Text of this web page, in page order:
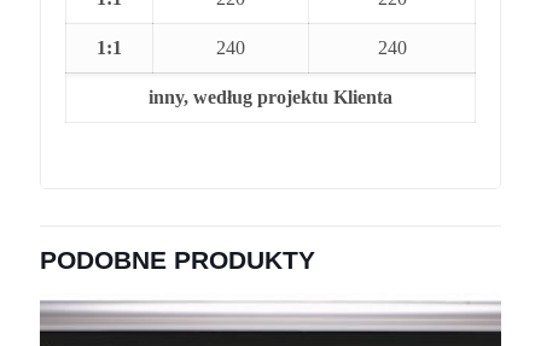
inny, według projektu Klienta
1:1 240 240
PODOBNE PRODUKTY